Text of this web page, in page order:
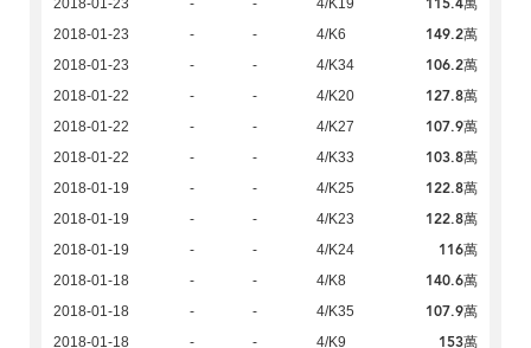
2018-01-23 - - 4/K19 115.4萬
2018-01-23 - - 4/K6 149.2萬
2018-01-23 - - 4/K34 106.2萬
2018-01-22 - - 4/K20 127.8萬
2018-01-22 - - 4/K27 107.9萬
2018-01-22 - - 4/K33 103.8萬
2018-01-19 - - 4/K25 122.8萬
2018-01-19 - - 4/K23 122.8萬
2018-01-19 - - 4/K24 116萬
2018-01-18 - - 4/K8 140.6萬
2018-01-18 - - 4/K35 107.9萬
2018-01-18 - - 4/K9 153萬